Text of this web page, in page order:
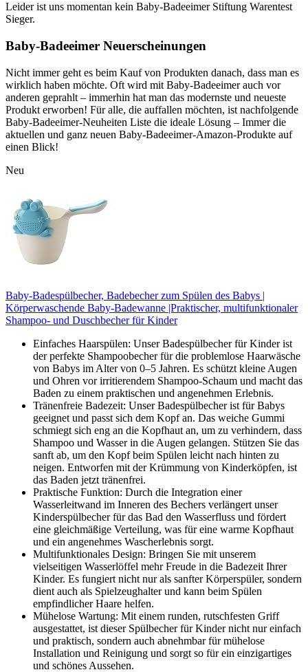
Leider ist uns momentan kein Baby-Badeeimer Stiftung Warentest
Sieger.
Baby-Badeeimer Neuerscheinungen
Nicht immer geht es beim Kauf von Produkten danach, dass man es
wirklich haben möchte. Oft wird mit Baby-Badeeimer auch vor
anderen geprahlt – immerhin hat man das modernste und neueste
Produkt erworben! Für alle, die auffallen möchten, ist nachfolgende
Baby-Badeeimer-Neuheiten Liste die ideale Lösung – Immer die
aktuellen und ganz neuen Baby-Badeeimer-Amazon-Produkte auf
einen Blick!
Neu
Baby-Badespülbecher, Badebecher zum Spülen des Babys |
Körperwaschende Baby-Badewanne |Praktischer, multifunktionaler
Shampoo- und Duschbecher für Kinder
Einfaches Haarspülen: Unser Badespülbecher für Kinder ist
der perfekte Shampoobecher für die problemlose Haarwäsche
von Babys im Alter von 0–5 Jahren. Es schützt kleine Augen
und Ohren vor irritierendem Shampoo-Schaum und macht das
Baden zu einem praktischen und angenehmen Erlebnis.
Tränenfreie Badezeit: Unser Badespülbecher ist für Babys
geeignet und passt sich dem Kopf an. Das weiche Gummi
schmiegt sich eng an die Kopfhaut an, um zu verhindern, dass
Shampoo und Wasser in die Augen gelangen. Stützen Sie das
sanft ab, um den Kopf beim Spülen leicht nach hinten zu
neigen. Entworfen mit der Krümmung von Kinderköpfen, ist
das Baden jetzt tränenfrei.
Praktische Funktion: Durch die Integration einer
Wasserleitwand im Inneren des Bechers verlängert unser
Kinderspülbecher für das Bad den Wasserfluss und fördert
eine gleichmäßige Verteilung, was für eine warme Kopfhaut
und ein angenehmes Wascherlebnis sorgt.
Multifunktionales Design: Bringen Sie mit unserem
vielseitigen Wasserlöffel mehr Freude in die Badezeit Ihrer
Kinder. Es fungiert nicht nur als sanfter Körperspüler, sondern
dient auch als Spielzeughalter und kann beim Spülen
empfindlicher Haare helfen.
Mühelose Wartung: Mit einem runden, rutschfesten Griff
ausgestattet, ist dieser Spülbecher für Kinder nicht nur einfach
und praktisch, sondern auch abnehmbar für mühelose
Installation und Reinigung und sorgt so für ein einzigartiges
und schönes Aussehen.